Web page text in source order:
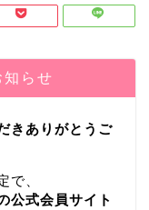
らせ
きありがとうご
で、
公式会員サイト